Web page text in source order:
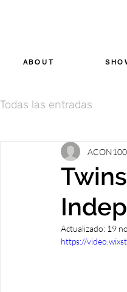
ABOUT
Todas las entradas
Actualizado: 19
https://